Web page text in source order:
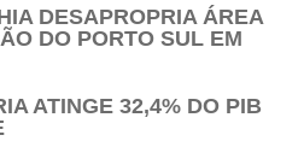
DESAPROPRIA ÁREA
DO PORTO SUL EM
ATINGE 32,4% DO PIB